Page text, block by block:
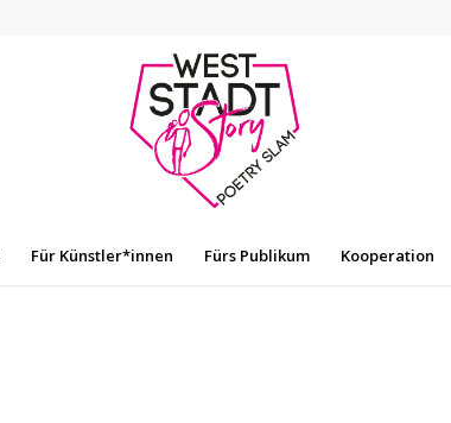
Für Künstler*innen Fürs Publikum Kooperation